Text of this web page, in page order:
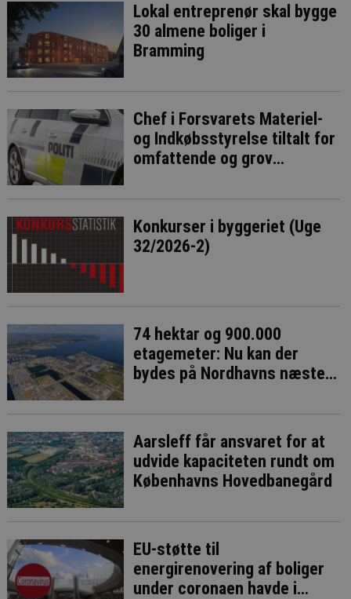
Lokal entreprenør skal bygge
30 almene boliger i
Bramming
Chef i Forsvarets Materiel-
og Indkøbsstyrelse tiltalt for
omfattende og grov
Konkurser i byggeriet (Uge
32/2026-2)
74 hektar og 900.000
etagemeter: Nu kan der
bydes på Nordhavns næste
Aarsleff får ansvaret for at
udvide kapaciteten rundt om
Københavns Hovedbanegård
EU-støtte til
energirenovering af boliger
under coronaen havde i